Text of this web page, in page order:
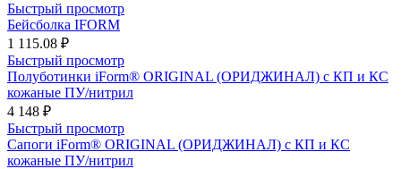
Быстрый просмотр
Бейсболка IFORM
1 115.08 ₽
Быстрый просмотр
Полуботинки iForm® ORIGINAL (ОРИДЖИНАЛ) с КП и КС
кожаные ПУ/нитрил
4 148 ₽
Быстрый просмотр
Сапоги iForm® ORIGINAL (ОРИДЖИНАЛ) с КП и КС
кожаные ПУ/нитрил